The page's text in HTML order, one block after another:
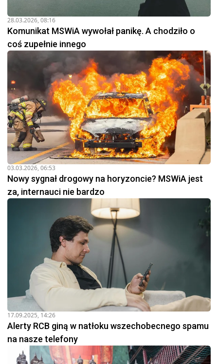
28.03.2026, 08:16
Komunikat MSWiA wywołał panikę. A chodziło o
coś zupełnie innego
03.03.2026, 06:53
Nowy sygnał drogowy na horyzoncie? MSWiA jest
za, internauci nie bardzo
17.09.2025, 14:26
Alerty RCB giną w natłoku wszechobecnego spamu
na nasze telefony